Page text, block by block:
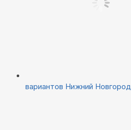
вариантов Нижний Новгород